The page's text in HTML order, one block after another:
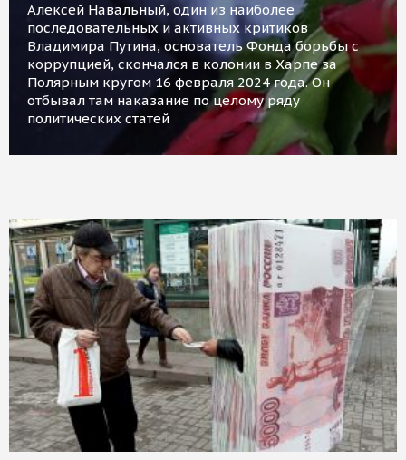
Алексей Навальный, один из наиболее
последовательных и активных критиков
Владимира Путина, основатель Фонда борьбы с
коррупцией, скончался в колонии в Харпе за
Полярным кругом 16 февраля 2024 года. Он
отбывал там наказание по целому ряду
политических статей